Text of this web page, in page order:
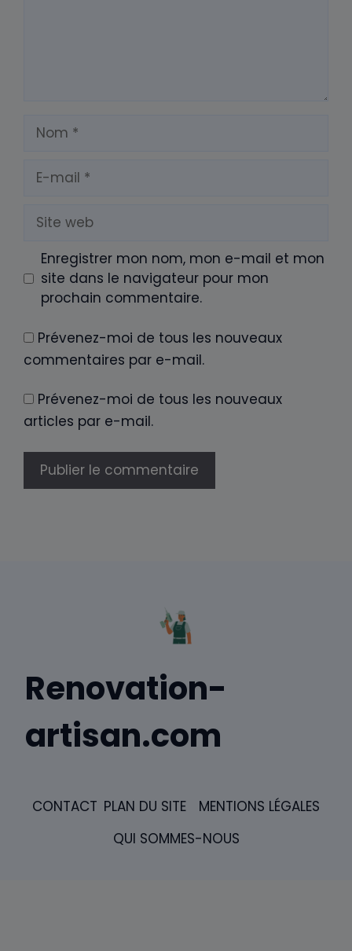
Nom
mail
Site
web
Enregistrer mon nom, mon e-mail et mon
site dans le navigateur pour mon
prochain commentaire.
Prévenez-moi de tous les nouveaux
commentaires par e-mail.
Prévenez-moi de tous les nouveaux
articles par e-mail.
Renovation-
artisan.com
CONTACT PLAN DU SITE
MENTIONS LÉGALES
QUI SOMMES-NOUS